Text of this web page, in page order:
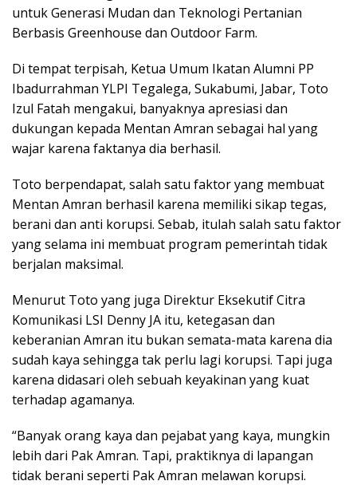
untuk Generasi Mudan dan Teknologi Pertanian
Berbasis Greenhouse dan Outdoor Farm.
Di tempat terpisah, Ketua Umum Ikatan Alumni PP
Ibadurrahman YLPI Tegalega, Sukabumi, Jabar, Toto
Izul Fatah mengakui, banyaknya apresiasi dan
dukungan kepada Mentan Amran sebagai hal yang
wajar karena faktanya dia berhasil.
Toto berpendapat, salah satu faktor yang membuat
Mentan Amran berhasil karena memiliki sikap tegas,
berani dan anti korupsi. Sebab, itulah salah satu faktor
yang selama ini membuat program pemerintah tidak
berjalan maksimal.
Menurut Toto yang juga Direktur Eksekutif Citra
Komunikasi LSI Denny JA itu, ketegasan dan
keberanian Amran itu bukan semata-mata karena dia
sudah kaya sehingga tak perlu lagi korupsi. Tapi juga
karena didasari oleh sebuah keyakinan yang kuat
terhadap agamanya.
“Banyak orang kaya dan pejabat yang kaya, mungkin
lebih dari Pak Amran. Tapi, praktiknya di lapangan
tidak berani seperti Pak Amran melawan korupsi.